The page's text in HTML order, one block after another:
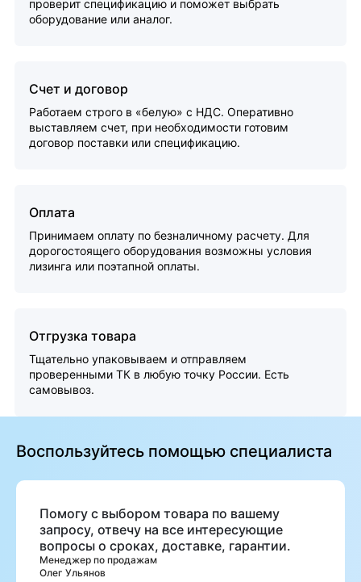
проверит спецификацию и поможет выбрать
оборудование или аналог.
Счет и договор
Работаем строго в «белую» с НДС. Оперативно
выставляем счет, при необходимости готовим
договор поставки или спецификацию.
Оплата
Принимаем оплату по безналичному расчету. Для
дорогостоящего оборудования возможны условия
лизинга или поэтапной оплаты.
Отгрузка товара
Тщательно упаковываем и отправляем
проверенными ТК в любую точку России. Есть
самовывоз.
Воспользуйтесь помощью специалиста
Помогу с выбором товара по вашему
запросу, отвечу на все интересующие
вопросы о сроках, доставке, гарантии.
Менеджер по продажам
Олег Ульянов